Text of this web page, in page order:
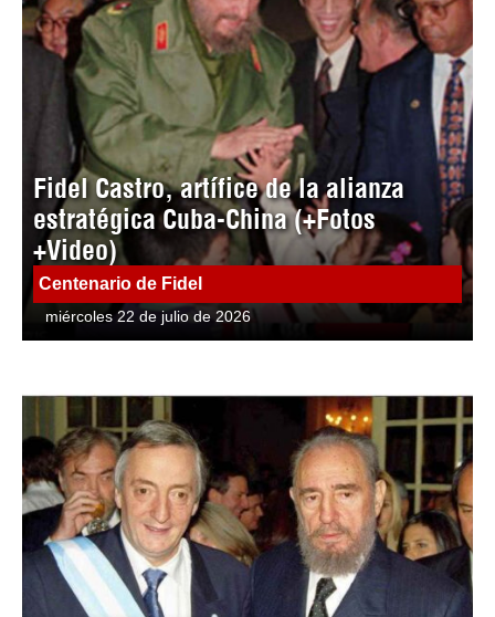
Fidel Castro, artífice de la alianza
estratégica Cuba-China (+Fotos
+Video)
Centenario de Fidel
miércoles 22 de julio de 2026